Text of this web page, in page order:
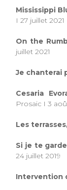
Mississippi
I 27 juillet 2021
On the
juillet 2021
Je chanterai
Cesaria
Prosaic I 3
Les
Si je te
24 juillet 2019
Intervention